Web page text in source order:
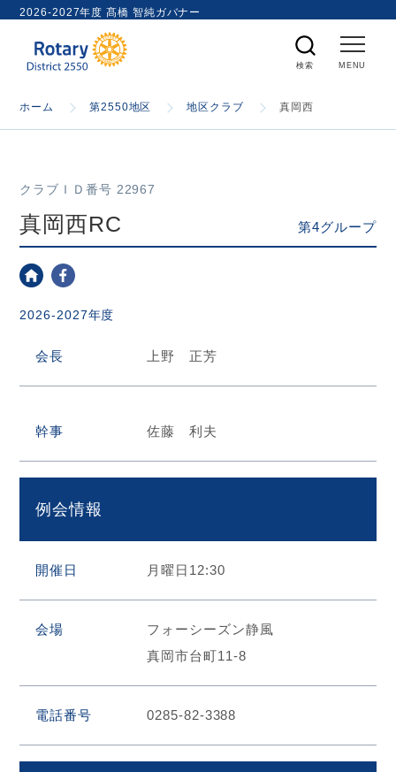
2026-2027年度 髙橋 智純ガバナー
内
ホーム 第2550地区 地区クラブ 真岡西
クラブＩＤ番号 22967
真岡西RC 第4グループ
2026-2027年度
会長 上野 正芳
幹事 佐藤 利夫
例会情報
開催日 月曜日12:30
会場
フォーシーズン静風
真岡市台町11-8
電話番号 0285-82-3388
資料室
お問合せ
サ
イ
ト
内